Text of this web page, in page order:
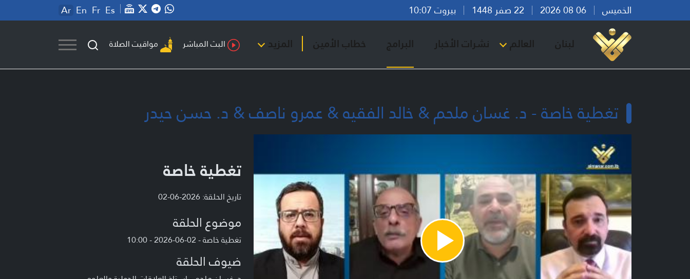
الخميس بيروت 10:07 Ar En Fr Es
لبنان العالم نشرات الأخبار البرامج خطاب الأمين المزيد البث المباشر مواقيت الصلاة
تغطية خاصة - د. غسان ملحم & خالد الفقيه & عمرو ناصف & د. حسن حيدر
Play
Video
تغطية خاصة
تاريخ الحلقة: 2026-06-02
موضوع الحلقة
تغطية خاصة - 02-06-2026 - 10:00
ضيوف الحلقة